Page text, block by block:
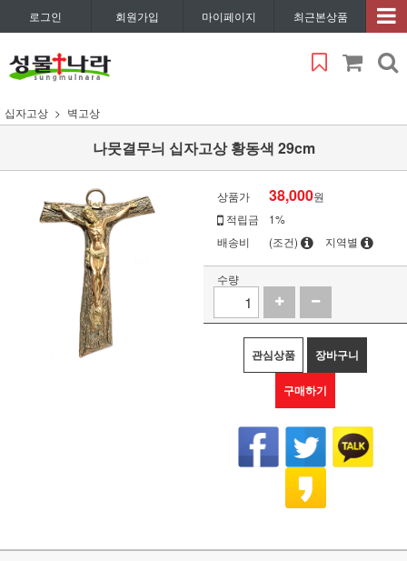
로그인 회원가입 마이페이지 최근본상품
십자고상 벽고상
나뭇결무늬 십자고상 황동색 29cm
상품가 38,000원
적립금
1%
배송비
(조건) 지역별
수량
관심상품 장바구니
구매하기